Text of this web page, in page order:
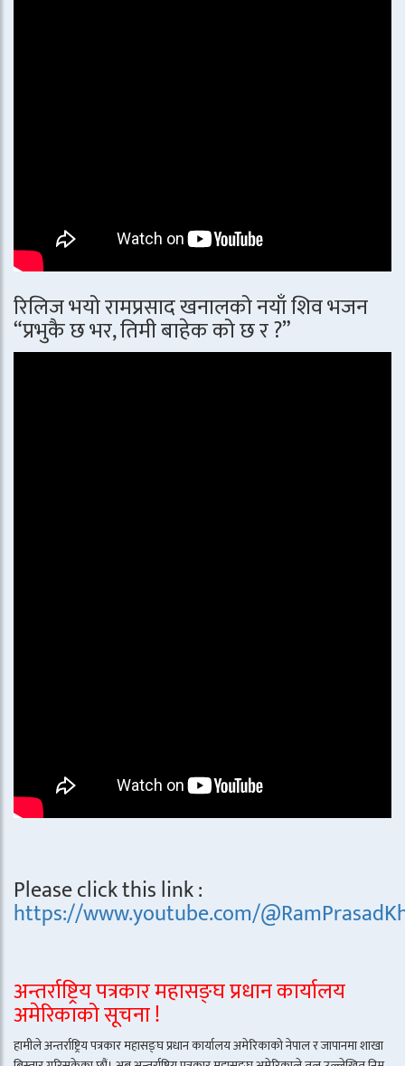
रिलिज भयो रामप्रसाद खनालको नयाँ शिव भजन
“प्रभुकै छ भर, तिमी बाहेक को छ र ?”
Please click this link :
https://www.youtube.com/
अन्तर्राष्ट्रिय पत्रकार महासङ्घ प्रधान कार्यालय
अमेरिकाको सूचना !
हामीले अन्तर्राष्ट्रिय पत्रकार महासङ्घ प्रधान कार्यालय अमेरिकाको नेपाल र जापानमा शाखा